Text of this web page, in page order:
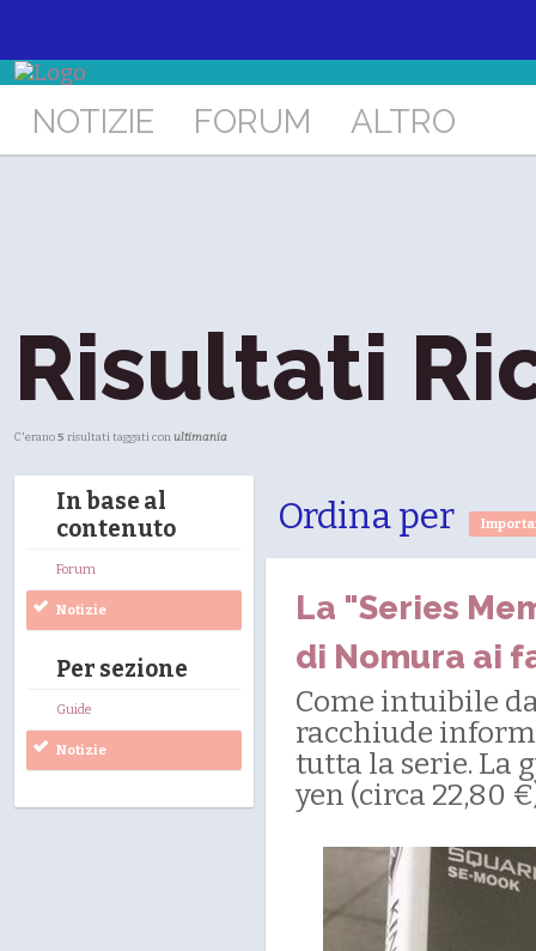
NOTIZIE FORUM ALTRO
Risultati
C'erano5 risultati taggati conultimania
In base al
contenuto
Forum
Notizie
Per sezione
Guide
Notizie
Ordina per
La "Series
di Nomura ai
Come intuibile
racchiude
tutta la serie. La
yen (circa 22,80